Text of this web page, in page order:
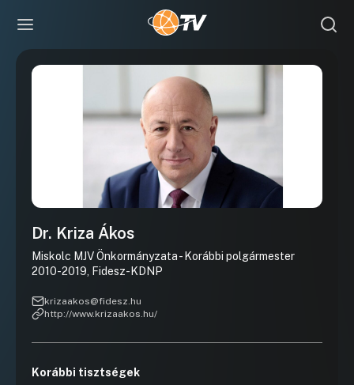
Dr. Kriza Ákos
Miskolc MJV Önkormányzata - Korábbi polgármester
2010-2019, Fidesz-KDNP
krizaakos@fidesz.hu
http://www.krizaakos.hu/
Korábbi tisztségek